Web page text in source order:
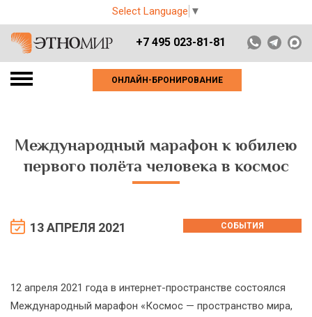
Select Language ▼
+7 495 023-81-81
ОНЛАЙН-БРОНИРОВАНИЕ
Международный марафон к юбилею
первого полёта человека в космос
13 АПРЕЛЯ 2021 СОБЫТИЯ
12 апреля 2021 года в интернет-пространстве состоялся
Международный марафон «Космос — пространство мира,